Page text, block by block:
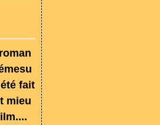
fait
mieu